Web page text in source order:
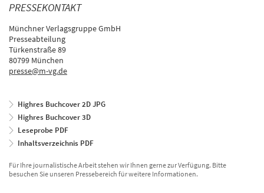
PRESSEKONTAKT
Münchner Verlagsgruppe GmbH
Presseabteilung
Türkenstraße 89
80799 München
presse@m-vg.de
Highres Buchcover 2D JPG
Highres Buchcover 3D
Leseprobe PDF
Inhaltsverzeichnis PDF
Für Ihre journalistische Arbeit stehen wir Ihnen gerne zur Verfügung. Bitte
besuchen Sie unseren Pressebereich für weitere Informationen.